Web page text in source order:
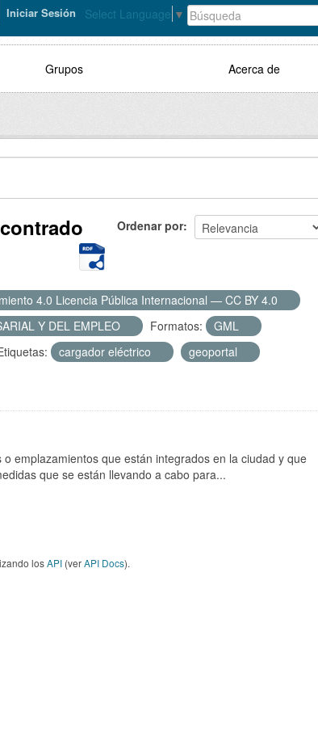
Select Language ▼
Iniciar Sesión
Grupos Acerca de
Ordenar por
4.0 Licencia Pública Internacional — CC BY 4.0
Y DEL EMPLEO Formatos:
GML
cargador eléctrico
geoportal
emplazamientos que están integrados en la ciudad y que
que se están llevando a cabo para...
losAPI (verAPI Docs).